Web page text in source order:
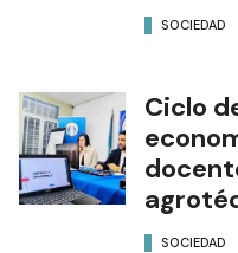
SOCIEDAD
Ciclo
SOCIEDAD